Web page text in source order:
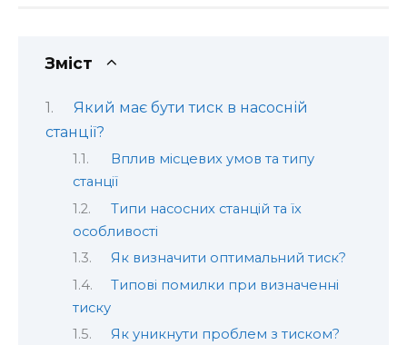
Зміст
Який має бути тиск в насосній
станції?
Вплив місцевих умов та типу
станції
Типи насосних станцій та їх
особливості
Як визначити оптимальний тиск?
Типові помилки при визначенні
тиску
Як уникнути проблем з тиском?